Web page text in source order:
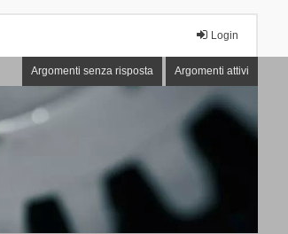
Login
Argomenti senza risposta Argomenti attivi